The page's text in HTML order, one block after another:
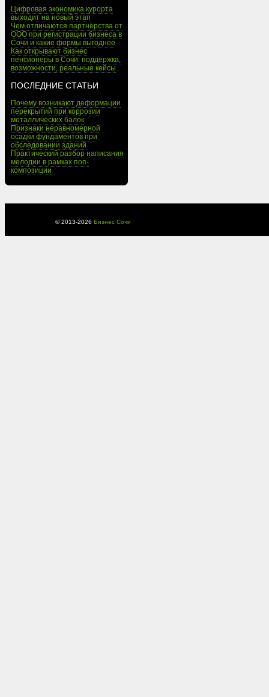
Цифровая экономика курорта
выходит на новый этап
Чем отличаются партнёрства от
ООО при регистрации бизнеса в
Сочи и какие формы выгоднее
Как открывают бизнес
пенсионеры в Сочи: поддержка,
возможности, реальные кейсы
ПОСЛЕДНИЕ СТАТЬИ
Почему возникают деформации
перекрытий при коррозии
металлических балок
Признаки неравномерной
осадки фундаментов при
обследовании зданий
Практический разбор написания
мелодии в рамках поп-
композиции
© 2013-2026 Бизнес Сочи